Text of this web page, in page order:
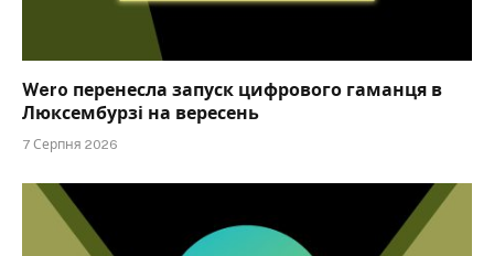
Wero перенесла запуск цифрового гаманця в
Люксембурзі на вересень
7 Серпня 2026